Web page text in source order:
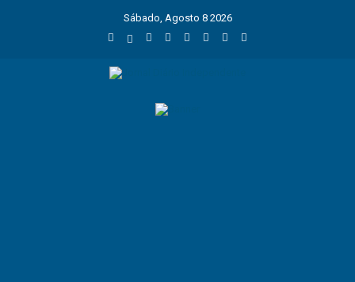
Sábado, Agosto 8 2026